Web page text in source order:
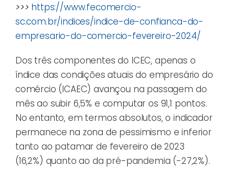
>>> https://www.fecomercio-
sc.com.br/indices/indice-de-confianca-do-
empresario-do-comercio-fevereiro-2024/
Dos três componentes do ICEC, apenas o
índice das condições atuais do empresário do
comércio (ICAEC) avançou na passagem do
mês ao subir 6,5% e computar os 91,1 pontos.
No entanto, em termos absolutos, o indicador
permanece na zona de pessimismo e inferior
tanto ao patamar de fevereiro de 2023
(16,2%) quanto ao da pré-pandemia (-27,2%).